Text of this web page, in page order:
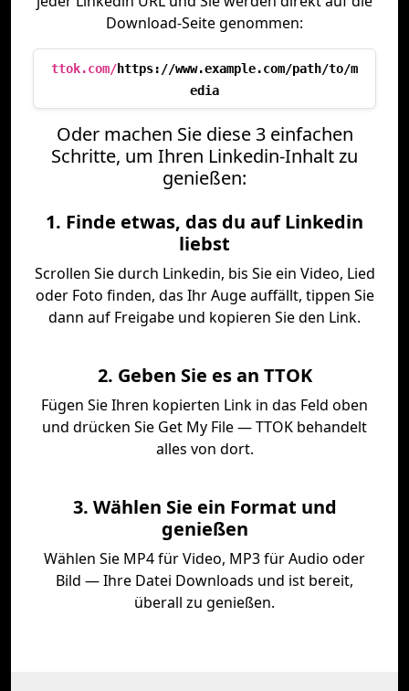
Download-Seite genommen:
ttok.com/https://www.example.com/path/to/m
edia
Oder machen Sie diese 3 einfachen
Schritte, um Ihren Linkedin-Inhalt zu
genießen:
1. Finde etwas, das du auf Linkedin
liebst
Scrollen Sie durch Linkedin, bis Sie ein Video, Lied
oder Foto finden, das Ihr Auge auffällt, tippen Sie
dann auf Freigabe und kopieren Sie den Link.
2. Geben Sie es an TTOK
Fügen Sie Ihren kopierten Link in das Feld oben
und drücken Sie Get My File — TTOK behandelt
alles von dort.
3. Wählen Sie ein Format und
genießen
Wählen Sie MP4 für Video, MP3 für Audio oder
Bild — Ihre Datei Downloads und ist bereit,
überall zu genießen.